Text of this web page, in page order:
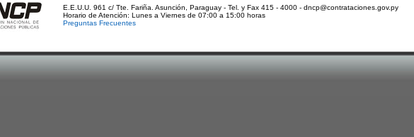
E.E.U.U. 961 c/ Tte. Fariña. Asunción, Paraguay - Tel. y Fax 415 - 4000 - dncp@contrataciones.gov.py
Horario de Atención: Lunes a Viernes de 07:00 a 15:00 horas
Preguntas Frecuentes